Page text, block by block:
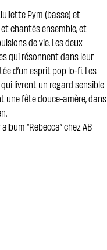
Pym (basse) et
chantés ensemble, et
de vie. Les deux
qui résonnent dans leur
d’un esprit pop lo-fi. Les
livrent un regard sensible
une fête douce-amère, dans
“Rebecca” chez AB